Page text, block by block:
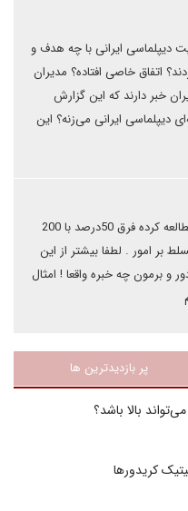
دیپلماسی ایرانی با چه هدف و
اتفاق خاصی افتاده؟ مدیران
خبر دارند که این گزارش
دیپلماسی ایرانی می‌زنه؟ این
مدیر مرکز مطالعات خیلی مطالعه کرده فرق 50درصد با 200
بر امور . لطفا بیشتر از این
برمون چه خبره واقعا ! امثال
پر بازدیدترین ها
بالا باشد؟
کریدورها